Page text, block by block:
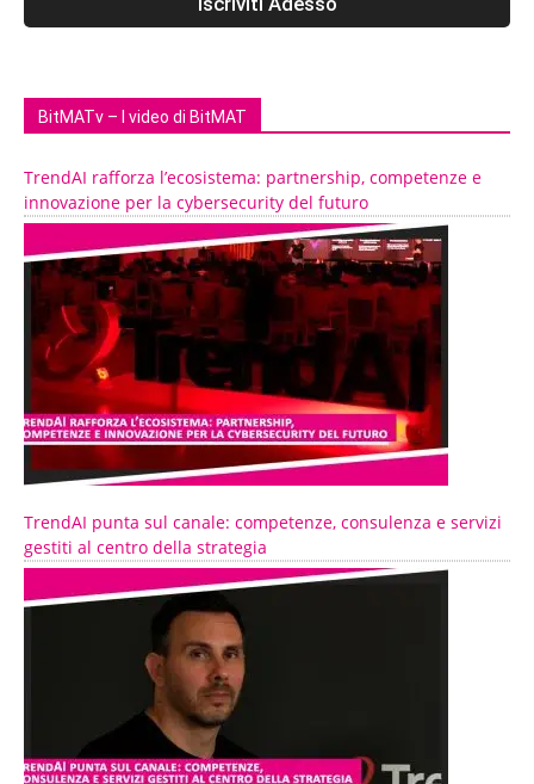
BitMATv – I video di BitMAT
TrendAI rafforza l’ecosistema: partnership, competenze e
innovazione per la cybersecurity del futuro
TrendAI punta sul canale: competenze, consulenza e servizi
gestiti al centro della strategia